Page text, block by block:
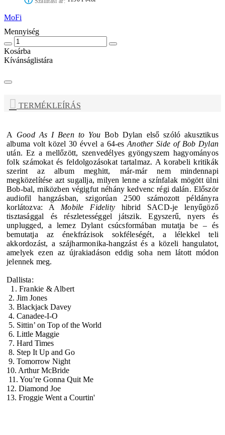
MoFi
Mennyiség
Kosárba
Kívánságlistára
TERMÉKLEÍRÁS
A Good As I Been to You Bob Dylan első szóló akusztikus
albuma volt közel 30 évvel a 64-esAnother Side of Bob Dylan
után. Ez a mellőzött, szenvedélyes gyöngyszem hagyományos
folk számokat és feldolgozásokat tartalmaz. A korabeli kritikák
szerint az album meghitt, már-már nem mindennapi
megközelítése azt sugallja, milyen lenne a színfalak mögött ülni
Bob-bal, miközben végigfut néhány kedvenc régi dalán. Először
audiofil hangzásban, szigorúan 2500 számozott példányra
korlátozva: A Mobile Fidelityhibrid SACD-je lenyűgöző
tisztasággal és részletességgel játszik.Egyszerű, nyers és
unplugged, a lemez Dylant csúcsformában mutatja be – és
bemutatja az énekfrázisok sokféleségét, a lélekkel teli
akkordozást, a szájharmonika-hangzást és a közeli hangulatot,
amelyek ezen az újrakiadáson eddig soha nem látott módon
jelennek meg.
Dallista:
1. Frankie & Albert
2. Jim Jones
3. Blackjack Davey
4. Canadee-I-O
5. Sittin’ on Top of the World
6. Little Maggie
7. Hard Times
8. Step It Up and Go
9. Tomorrow Night
10. Arthur McBride
11. You’re Gonna Quit Me
12. Diamond Joe
13. Froggie Went a Courtin'